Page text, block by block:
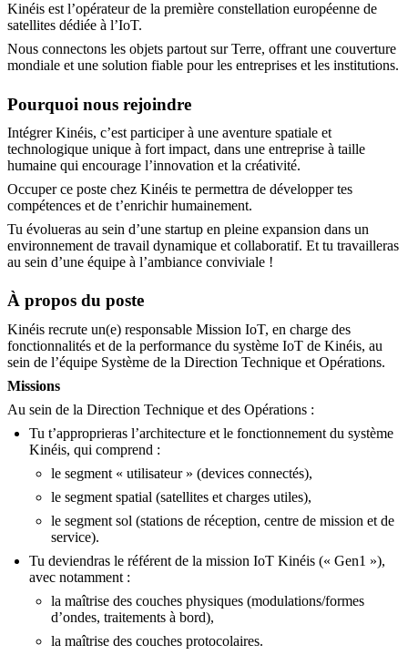
Kinéis est l’opérateur de la première constellation européenne de
satellites dédiée à l’IoT.
Nous connectons les objets partout sur Terre, offrant une couverture
mondiale et une solution fiable pour les entreprises et les institutions.
Pourquoi nous rejoindre
Intégrer Kinéis, c’est participer à une aventure spatiale et
technologique unique à fort impact, dans une entreprise à taille
humaine qui encourage l’innovation et la créativité.
Occuper ce poste chez Kinéis te permettra de développer tes
compétences et de t’enrichir humainement.
Tu évolueras au sein d’une startup en pleine expansion dans un
environnement de travail dynamique et collaboratif. Et tu travailleras
au sein d’une équipe à l’ambiance conviviale !
À propos du poste
Kinéis recrute un(e) responsable Mission IoT, en charge des
fonctionnalités et de la performance du système IoT de Kinéis, au
sein de l’équipe Système de la Direction Technique et Opérations.
Missions
Au sein de la Direction Technique et des Opérations :
Tu t’approprieras l’architecture et le fonctionnement du système
Kinéis, qui comprend :
le segment « utilisateur » (devices connectés),
le segment spatial (satellites et charges utiles),
le segment sol (stations de réception, centre de mission et de
service).
Tu deviendras le référent de la mission IoT Kinéis (« Gen1 »),
avec notamment :
la maîtrise des couches physiques (modulations/formes
d’ondes, traitements à bord),
la maîtrise des couches protocolaires.